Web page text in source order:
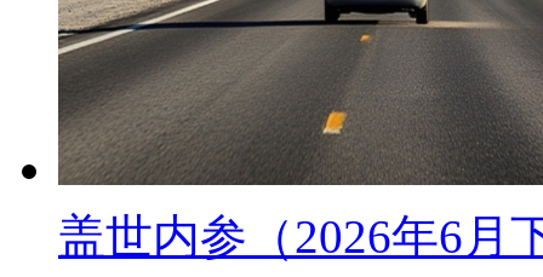
盖世内参（2026年6月